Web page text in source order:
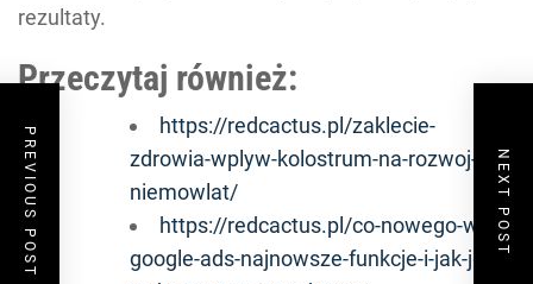
rezultaty.
Przeczytaj również:
https://redcactus.pl/zaklecie-
zdrowia-wplyw-kolostrum-na-rozwoj-
niemowlat/
https://redcactus.pl/co-nowego-w-
google-ads-najnowsze-funkcje-i-jak-je-
PREVIOUS POST NEXT POST